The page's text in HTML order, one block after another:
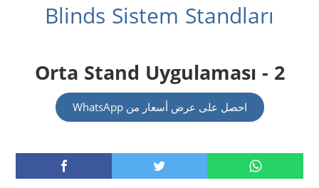
Blinds Sistem Standları
Orta Stand Uygulaması - 2
احصل على عرض أسعار من WhatsApp